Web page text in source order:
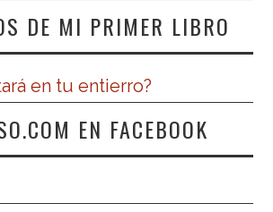
DE MI PRIMER LIBRO
EN FACEBOOK